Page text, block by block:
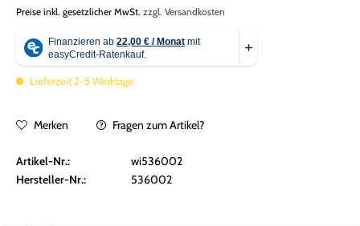
Preise inkl. gesetzlicher MwSt. zzgl. Versandkosten
Lieferzeit 2-5 Werktage
Merken Fragen zum Artikel?
Artikel-Nr.:
wi536002
Hersteller-Nr.:
536002